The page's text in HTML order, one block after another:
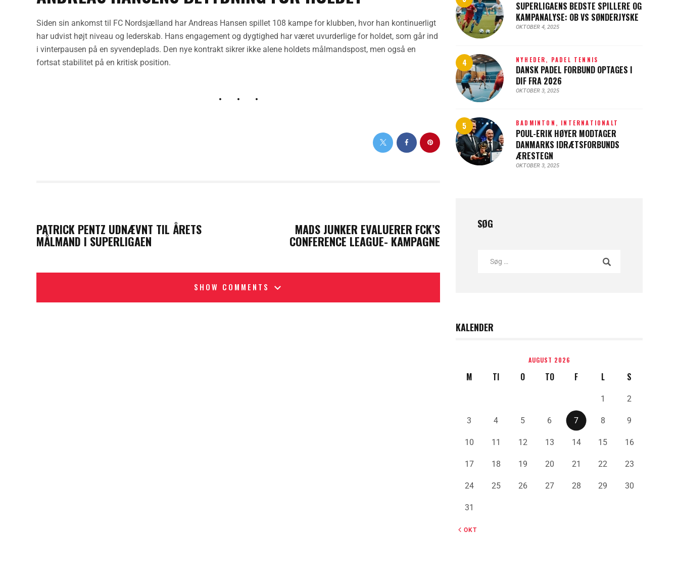
Siden sin ankomst til FC Nordsjælland har Andreas Hansen spillet 108 kampe for klubben, hvor han kontinuerligt
har udvist højt niveau og lederskab. Hans engagement og dygtighed har været uvurderlige for holdet, som går ind
i vinterpausen på en syvendeplads. Den nye kontrakt sikrer ikke alene holdets målmandspost, men også en
fortsat stabilitet på en kritisk position.
PATRICK PENTZ UDNÆVNT TIL ÅRETS
MÅLMAND I SUPERLIGAEN
MADS JUNKER EVALUERER FCK’S
CONFERENCE LEAGUE- KAMPAGNE
SHOW COMMENTS
SUPERLIGAENS BEDSTE SPILLERE OG
KAMPANALYSE: OB VS SØNDERJYSKE
OKTOBER 4, 2025
NYHEDER, PADEL TENNIS
DANSK PADEL FORBUND OPTAGES I
DIF FRA 2026
OKTOBER 3, 2025
BADMINTON, INTERNATIONALT
POUL-ERIK HØYER MODTAGER
DANMARKS IDRÆTSFORBUNDS
ÆRESTEGN
OKTOBER 3, 2025
SØG
KALENDER
AUGUST 2026
M TI O TO F L S
1 2
3 4 5 6 7 8 9
10 11 12 13 14 15 16
17 18 19 20 21 22 23
24 25 26 27 28 29 30
31
« OKT